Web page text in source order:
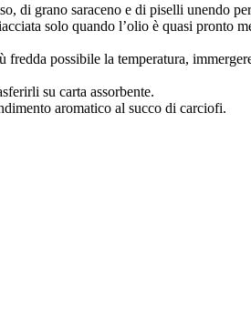
di grano saraceno e di piselli unendo
solo quando l’olio è quasi pronto
possibile la temperatura,
su carta assorbente.
aromatico al succo di carciofi.